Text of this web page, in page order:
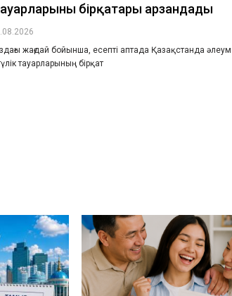
бірқатары арзандады
жағдай бойынша, есепті аптада Қазақстанда
тауарларының бірқат